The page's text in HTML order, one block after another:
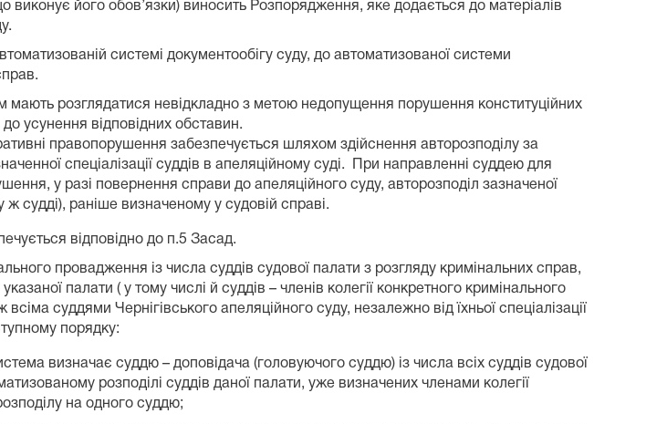
його обов’язки) виносить Розпорядження, яке додається до матеріалів
системі документообігу суду, до автоматизованої системи
мають розглядатися невідкладно з метою недопущення порушення конституційних
усунення відповідних обставин.
правопорушення забезпечується шляхом здійснення авторозподілу за
спеціалізації суддів в апеляційному суді. При направленні суддею для
у разі повернення справи до апеляційного суду, авторозподіл зазначеної
судді), раніше визначеному у судовій справі.
відповідно до п.5 Засад.
провадження із числа суддів судової палати з розгляду кримінальних справ,
палати ( у тому числі й суддів – членів колегії конкретного кримінального
суддями Чернігівського апеляційного суду, незалежно від їхньої спеціалізації
порядку:
визначає суддю – доповідача (головуючого суддю) із числа всіх суддів судової
розподілі суддів даної палати, уже визначених членами колегії
на одного суддю;